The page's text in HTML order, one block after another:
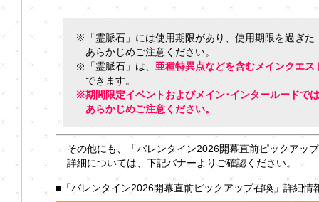
※「霊脈石」には使用期限があり、使用期限を過ぎた
あらかじめご注意ください。
※「霊脈石」は、 亜種特異点などを含むメインクエス
できます。
※期間限定イベントおよびメイン･インタールードで
あらかじめご注意ください。
その他にも、「バレンタイン2026開幕直前ピックアッ
詳細については、下記バナーよりご確認ください。
■「バレンタイン2026開幕直前ピックアップ召喚」詳細情